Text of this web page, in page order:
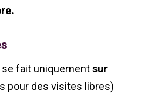
fait uniquementsur
pour des visites libres)